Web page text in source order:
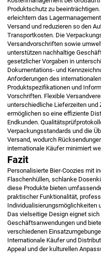
Produktschutz zu
erleichtern das
Versand und reduzieren so den
Transportkosten. Die
Versandvorschriften sowie
unterstützen nachhaltige
gesetzlicher Vorgaben in
Dokumentations- und
Anforderungen des
Produktspezifikationen und
Vorschriften. Flexible
unterschiedliche Lieferzeiten und
ermöglichen so eine effiziente
Endkunden.
Verpackungsstandards und die
Versand, wodurch
internationale Käufer minimiert
Fazit
Personalisierte Bier-Coozies mit
Flaschenhüllen, schlanke
diese Produkte bieten
praktischer Funktionalität,
Individualisierungsmöglichkeiten
Das vielseitige Design eignet
Geschäftsanwendungen und
verschiedenen
Internationale Käufer und
Appeal und der kulturellen